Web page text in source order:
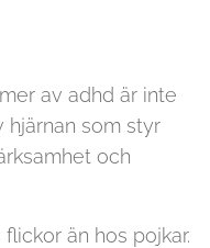
av adhd är inte
hjärnan som styr
och
än hos pojkar.